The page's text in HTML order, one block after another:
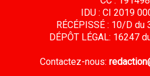
IDU : CI 2019
RÉCÉPISSÉ : 10/D
DÉPÔT LÉGAL: 16247
Contactez-nous: